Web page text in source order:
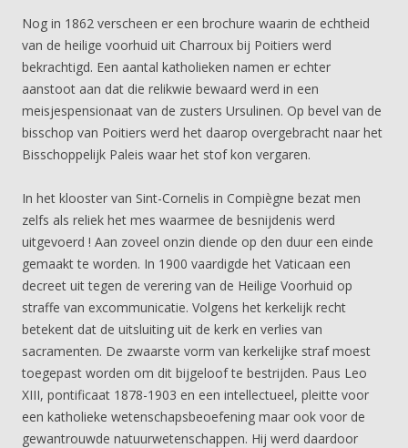
Nog in 1862 verscheen er een brochure waarin de echtheid
van de heilige voorhuid uit Charroux bij Poitiers werd
bekrachtigd. Een aantal katholieken namen er echter
aanstoot aan dat die relikwie bewaard werd in een
meisjespensionaat van de zusters Ursulinen. Op bevel van de
bisschop van Poitiers werd het daarop overgebracht naar het
Bisschoppelijk Paleis waar het stof kon vergaren.
In het klooster van Sint-Cornelis in Compiègne bezat men
zelfs als reliek het mes waarmee de besnijdenis werd
uitgevoerd ! Aan zoveel onzin diende op den duur een einde
gemaakt te worden. In 1900 vaardigde het Vaticaan een
decreet uit tegen de verering van de Heilige Voorhuid op
straffe van excommunicatie. Volgens het kerkelijk recht
betekent dat de uitsluiting uit de kerk en verlies van
sacramenten. De zwaarste vorm van kerkelijke straf moest
toegepast worden om dit bijgeloof te bestrijden. Paus Leo
XIII, pontificaat 1878-1903 en een intellectueel, pleitte voor
een katholieke wetenschapsbeoefening maar ook voor de
gewantrouwde natuurwetenschappen. Hij werd daardoor